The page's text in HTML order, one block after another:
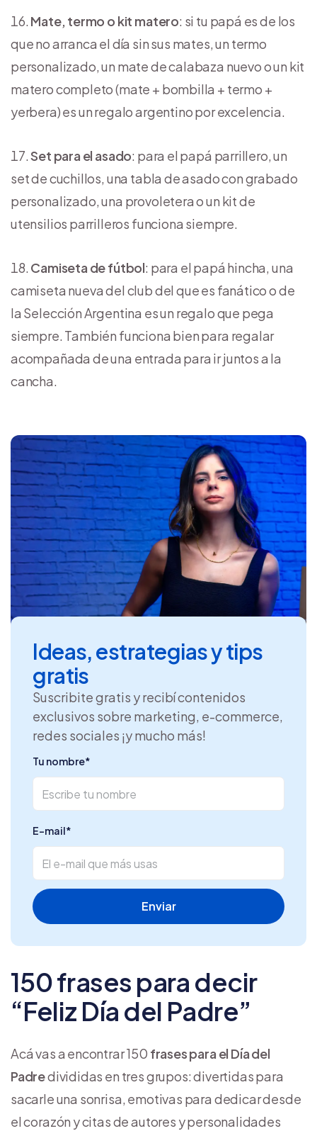
Mate, termo o kit matero: si tu papá es de los
que no arranca el día sin sus mates, un termo
personalizado, un mate de calabaza nuevo o un kit
matero completo (mate + bombilla + termo +
yerbera) es un regalo argentino por excelencia.
Set para el asado: para el papá parrillero, un
set de cuchillos, una tabla de asado con grabado
personalizado, una provoletera o un kit de
utensilios parrilleros funciona siempre.
Camiseta de fútbol: para el papá hincha, una
camiseta nueva del club del que es fanático o de
la Selección Argentina es un regalo que pega
siempre. También funciona bien para regalar
acompañada de una entrada para ir juntos a la
cancha.
Ideas, estrategias y tips
gratis
Suscribite gratis y recibí contenidos
exclusivos sobre marketing, e-commerce,
redes sociales ¡y mucho más!
Tu nombre*
E-mail*
150 frases para decir
“Feliz Día del Padre”
Acá vas a encontrar 150 frases para el Día del
Padredivididas en tres grupos: divertidas para
sacarle una sonrisa, emotivas para dedicar desde
el corazón y citas de autores y personalidades